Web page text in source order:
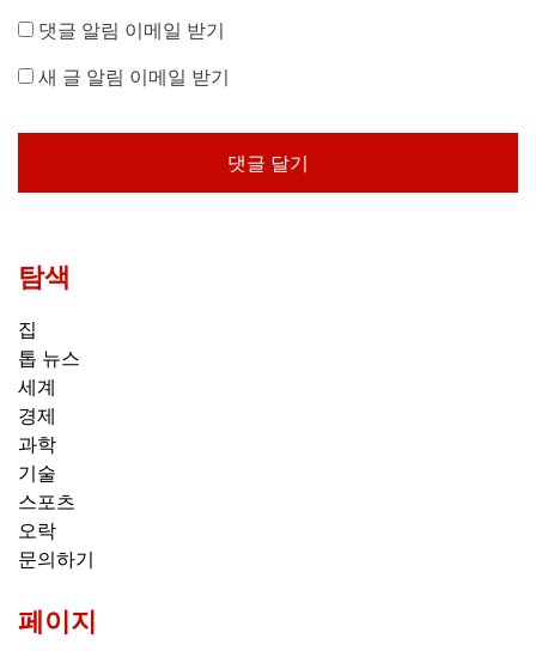
댓글 알림 이메일 받기
새 글 알림 이메일 받기
탐색
집
톱 뉴스
세계
경제
과학
기술
스포츠
오락
문의하기
페이지